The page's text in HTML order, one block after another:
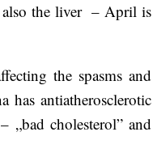
also the liver – April is
the spasms and
has antiatherosclerotic
„bad cholesterol” and